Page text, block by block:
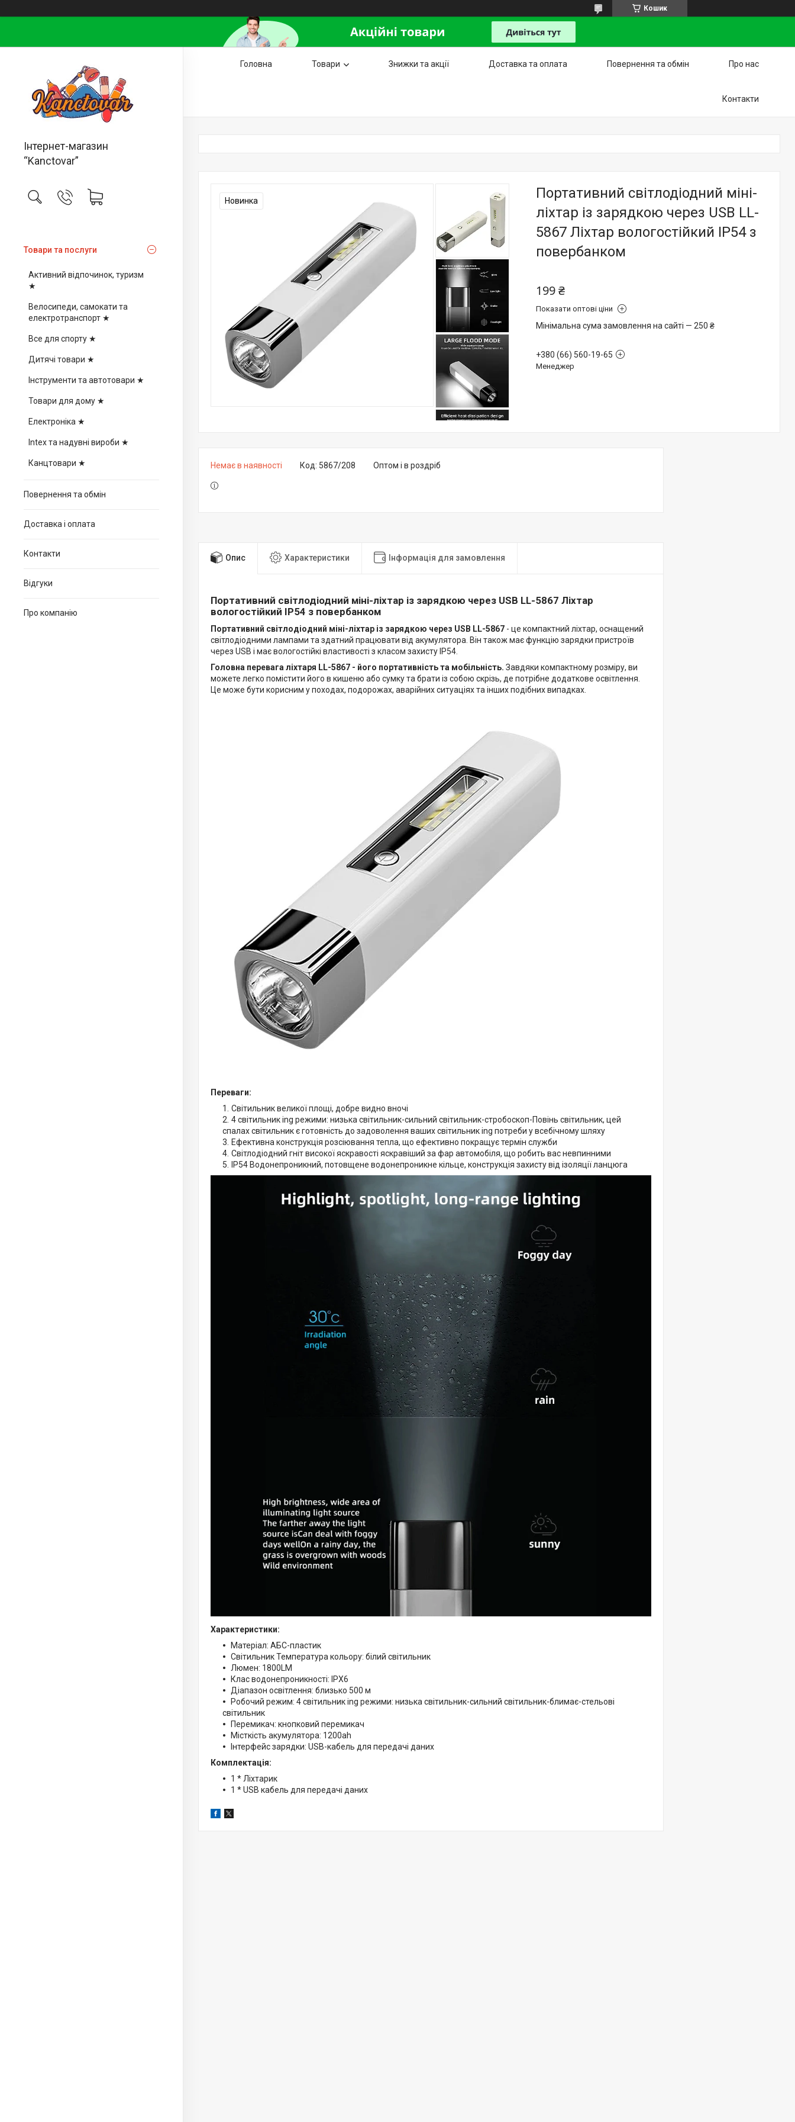
Кошик
Інтернет-магазин
“Kanctovar”
Товари та послуги
Активний відпочинок, туризм
★
Велосипеди, самокати та
електротранспорт ★
Все для спорту ★
Дитячі товари ★
Інструменти та автотовари ★
Товари для дому ★
Електроніка ★
Intex та надувні вироби ★
Канцтовари ★
Повернення та обмін
Доставка і оплата
Контакти
Відгуки
Про компанію
Головна Товари Знижки та акції Доставка та оплата Повернення та обмін Про нас
Контакти
Новинка
Портативний світлодіодний міні-
ліхтар із зарядкою через USB LL-
5867 Ліхтар вологостійкий IP54 з
повербанком
199 ₴
Показати оптові ціни
Мінімальна сума замовлення на сайті — 250 ₴
+380 (66) 560-19-65
Менеджер
Немає в наявності Оптом і в роздріб
Код: 5867/208
Опис Характеристики Інформація для замовлення
Портативний світлодіодний міні-ліхтар із зарядкою через USB LL-5867 Ліхтар
вологостійкий IP54 з повербанком
Портативний світлодіодний міні-ліхтар із зарядкою через USB LL-5867 - це компактний ліхтар, оснащений
світлодіодними лампами та здатний працювати від акумулятора. Він також має функцію зарядки пристроїв
через USB і має вологостійкі властивості з класом захисту IP54.
Головна перевага ліхтаря LL-5867 - його портативність та мобільність. Завдяки компактному розміру, ви
можете легко помістити його в кишеню або сумку та брати із собою скрізь, де потрібне додаткове освітлення.
Це може бути корисним у походах, подорожах, аварійних ситуаціях та інших подібних випадках.
Переваги:
Світильник великої площі, добре видно вночі
4 світильник ing режими: низька світильник-сильний світильник-стробоскоп-Повінь світильник, цей
спалах світильник є готовність до задоволення ваших світильник ing потреби у всебічному шляху
Ефективна конструкція розсіювання тепла, що ефективно покращує термін служби
Світлодіодний гніт високої яскравості яскравіший за фар автомобіля, що робить вас невпинними
IP54 Водонепроникний, потовщене водонепроникне кільце, конструкція захисту від ізоляції ланцюга
Характеристики:
Матеріал: АБС-пластик
Світильник Температура кольору: білий світильник
Люмен: 1800LM
Клас водонепроникності: IPX6
Діапазон освітлення: близько 500 м
Робочий режим: 4 світильник ing режими: низька світильник-сильний світильник-блимає-стельові
світильник
Перемикач: кнопковий перемикач
Місткість акумулятора: 1200ah
Інтерфейс зарядки: USB-кабель для передачі даних
Комплектація:
1 * Ліхтарик
1 * USB кабель для передачі даних